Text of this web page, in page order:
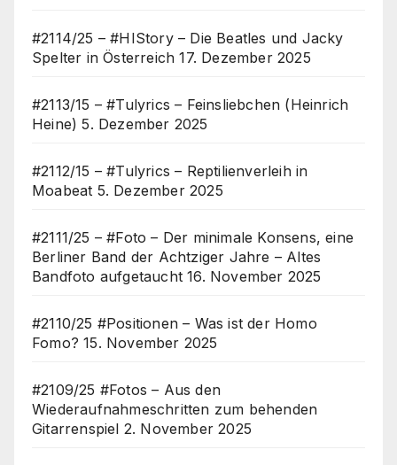
#2114/25 – #HIStory – Die Beatles und Jacky
Spelter in Österreich 17. Dezember 2025
#2113/15 – #Tulyrics – Feinsliebchen (Heinrich
Heine) 5. Dezember 2025
#2112/15 – #Tulyrics – Reptilienverleih in
Moabeat 5. Dezember 2025
#2111/25 – #Foto – Der minimale Konsens, eine
Berliner Band der Achtziger Jahre – Altes
Bandfoto aufgetaucht 16. November 2025
#2110/25 #Positionen – Was ist der Homo
Fomo? 15. November 2025
#2109/25 #Fotos – Aus den
Wiederaufnahmeschritten zum behenden
Gitarrenspiel 2. November 2025